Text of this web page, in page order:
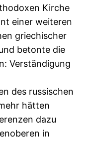
Kirche
einer weiteren
griechischer
betonte die
Verständigung
des russischen
hätten
dazu
in